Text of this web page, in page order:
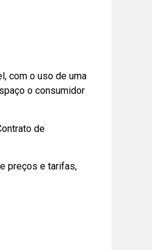
com o uso de uma
o consumidor
de
preços e tarifas,